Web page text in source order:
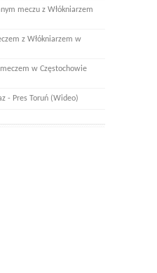
meczu z Włókniarzem
z Włókniarzem w
w Częstochowie
- Pres Toruń (Wideo)